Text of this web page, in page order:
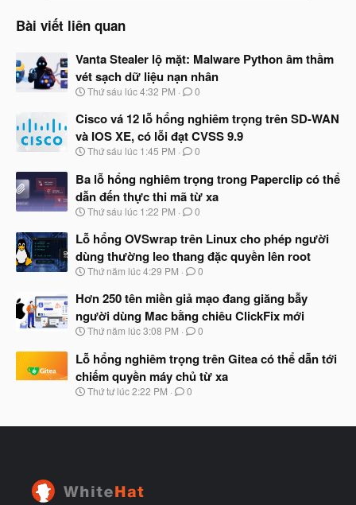
Bài viết liên quan
Vanta Stealer lộ mặt: Malware Python âm thầm
vét sạch dữ liệu nạn nhân
N
à
b
ắ
đ
ầ
u
Thứ sáu lúc 4:32 PM 0
Cisco vá 12 lỗ hổng nghiêm trọng trên SD-WAN
và IOS XE, có lỗi đạt CVSS 9.9
N
à
y
b
ắ
đ
ầ
u
Thứ sáu lúc 1:45 PM 0
Ba lỗ hổng nghiêm trọng trong Paperclip có thể
dẫn đến thực thi mã từ xa
N
à
b
ắ
đ
ầ
u
Thứ sáu lúc 1:22 PM 0
Lỗ hổng OVSwrap trên Linux cho phép người
dùng thường leo thang đặc quyền lên root
N
à
b
ắ
đ
ầ
u
Thứ năm lúc 4:29 PM 0
Hơn 250 tên miền giả mạo đang giăng bẫy
người dùng Mac bằng chiêu ClickFix mới
N
à
y
b
ắ
Thứ năm lúc 3:08 PM 0
Lỗ hổng nghiêm trọng trên Gitea có thể dẫn tới
chiếm quyền máy chủ từ xa
N
y
ầ
Thứ tư lúc 2:22 PM 0